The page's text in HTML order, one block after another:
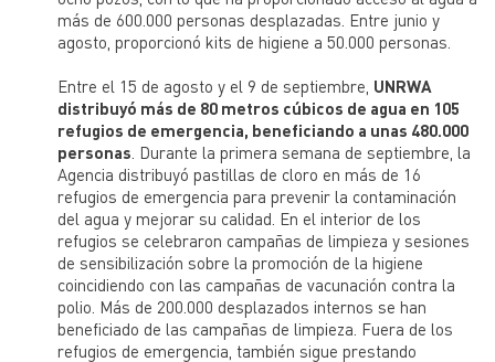
más de 600.000 personas desplazadas. Entre junio y
agosto, proporcionó kits de higiene a 50.000 personas.
Entre el 15 de agosto y el 9 de septiembre, UNRWA
distribuyó más de 80 metros cúbicos de agua en 105
refugios de emergencia, beneficiando a unas 480.000
personas . Durante la primera semana de septiembre, la
Agencia distribuyó pastillas de cloro en más de 16
refugios de emergencia para prevenir la contaminación
del agua y mejorar su calidad. En el interior de los
refugios se celebraron campañas de limpieza y sesiones
de sensibilización sobre la promoción de la higiene
coincidiendo con las campañas de vacunación contra la
polio. Más de 200.000 desplazados internos se han
beneficiado de las campañas de limpieza. Fuera de los
refugios de emergencia, también sigue prestando